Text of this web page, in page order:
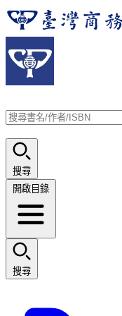
搜尋
開啟目錄
搜尋